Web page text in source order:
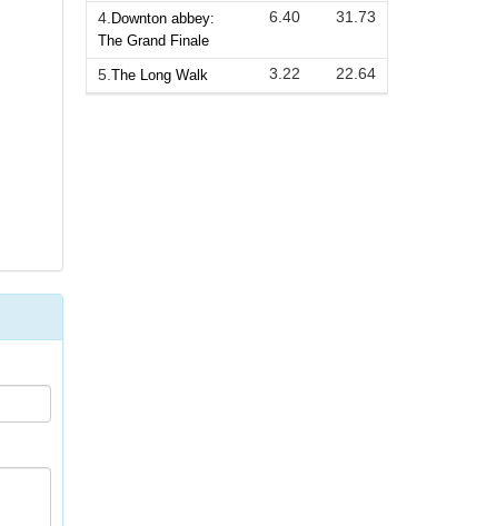
4. Downton abbey:
The Grand Finale
6.40 31.73
5. The Long Walk 3.22 22.64